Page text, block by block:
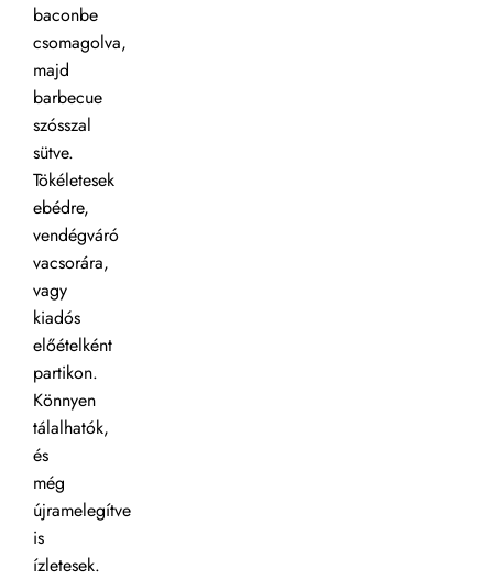
baconbe
csomagolva,
majd
barbecue
szósszal
sütve.
Tökéletesek
ebédre,
vendégváró
vacsorára,
vagy
kiadós
előételként
partikon.
Könnyen
tálalhatók,
és
még
újramelegítve
is
ízletesek.